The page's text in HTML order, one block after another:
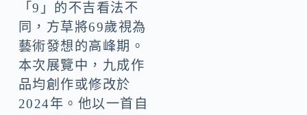
「9」的不吉看法不
同，方草將69歲視為
藝術發想的高峰期。
本次展覽中，九成作
品均創作或修改於
2024年。他以一首自